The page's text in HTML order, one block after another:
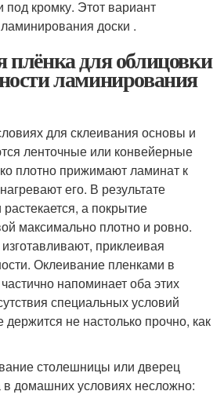
под кромку. Этот вариант
доски .
для облицовки
ламинирования
для склеивания основы и
ленточные или конвейерные
плотно прижимают ламинат к
его. В результате
а покрытие
максимально плотно и ровно.
приклеивая
Оклеивание пленками в
напоминает оба этих
специальных условий
не настолько прочно, как
столешницы или дверец
в домашних условиях несложно: